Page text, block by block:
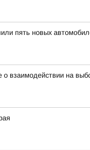
пять новых
о взаимодействии на